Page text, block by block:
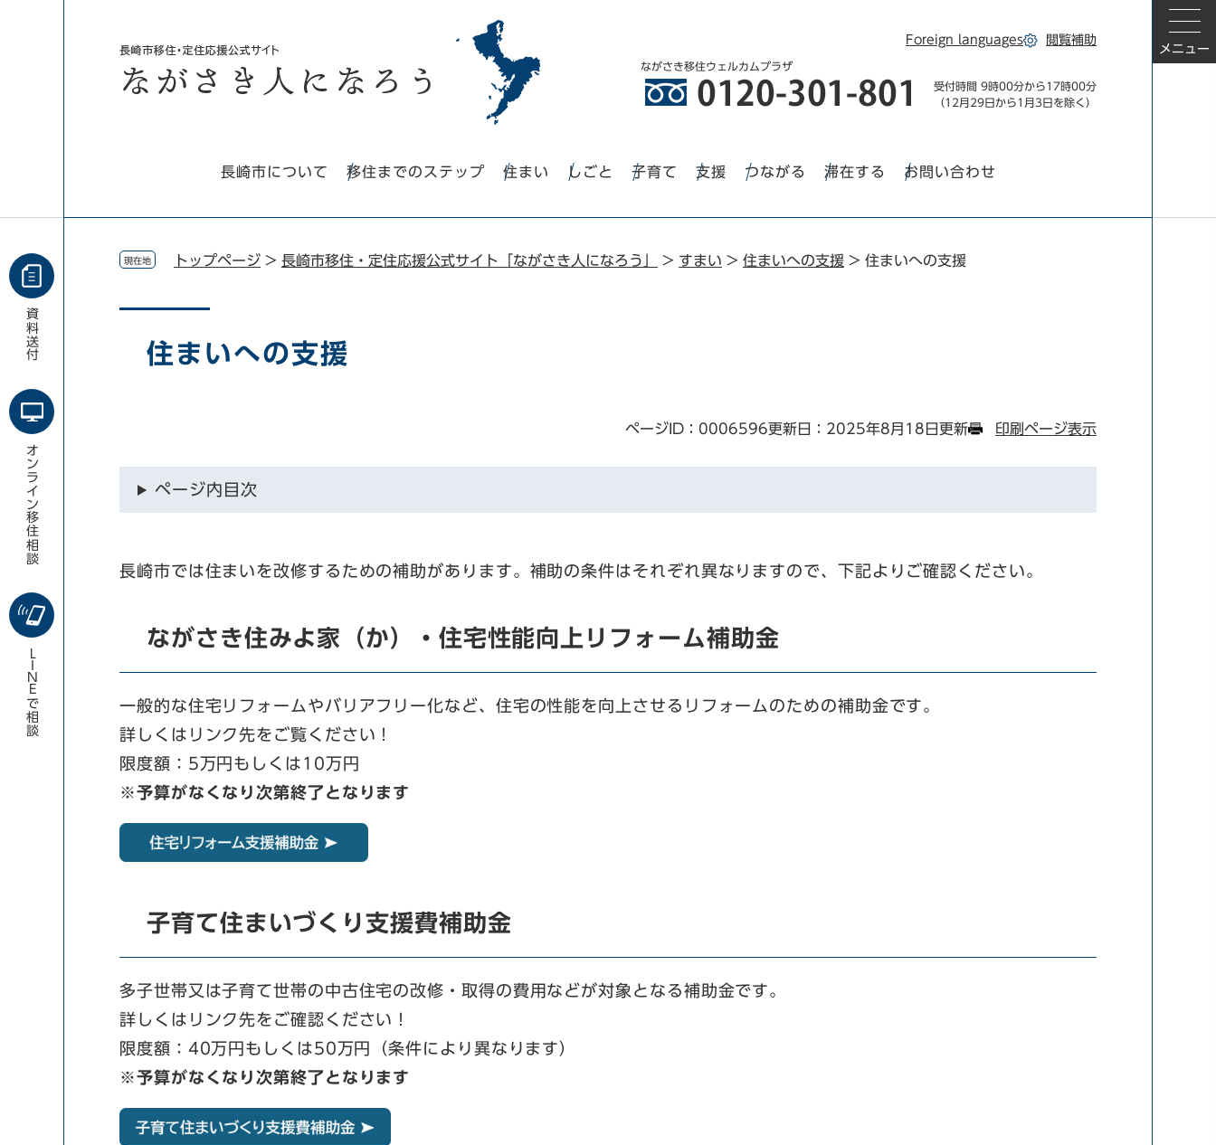
Foreign languages 閲覧補助
メニュー
ながさき移住ウェルカムプラザ
受付時間 9時00分から17時00分
（12月29日から1月3日を除く）
長崎市について 移住までのステップ 住まい しごと 子育て 支援 つながる 滞在する お問い合わせ
現在地 トップページ > 長崎市移住・定住応援公式サイト「ながさき人になろう」 > すまい > 住まいへの支援 > 住まいへの支援
住まいへの支援
ページID：0006596更新日：2025年8月18日更新 印刷ページ表示
ページ内目次
長崎市では住まいを改修するための補助があります。補助の条件はそれぞれ異なりますので、下記よりご確認ください。
ながさき住みよ家（か）・住宅性能向上リフォーム補助金
一般的な住宅リフォームやバリアフリー化など、住宅の性能を向上させるリフォームのための補助金です。
詳しくはリンク先をご覧ください！
限度額：5万円もしくは10万円
※予算がなくなり次第終了となります
子育て住まいづくり支援費補助金
多子世帯又は子育て世帯の中古住宅の改修・取得の費用などが対象となる補助金です。
詳しくはリンク先をご確認ください！
限度額：40万円もしくは50万円（条件により異なります）
※予算がなくなり次第終了となります
資料
送付
オンライン移住相談
LINE
で相談